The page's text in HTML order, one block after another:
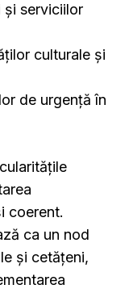
și serviciilor
culturale și
de urgență în
coerent.
ca un nod
și cetățeni,